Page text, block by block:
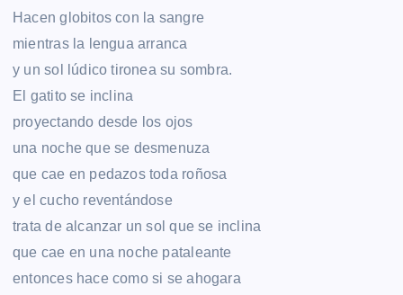
Hacen globitos con la sangre
mientras la lengua arranca
y un sol lúdico tironea su sombra.
El gatito se inclina
proyectando desde los ojos
una noche que se desmenuza
que cae en pedazos toda roñosa
y el cucho reventándose
trata de alcanzar un sol que se inclina
que cae en una noche pataleante
entonces hace como si se ahogara